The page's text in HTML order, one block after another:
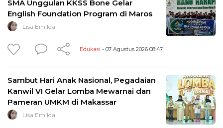
SMA Unggulan KKSS Bone Gelar
English Foundation Program di Maros
Lisa Emilda
Edukasi - 07 Agustus 2026 08:47
Sambut Hari Anak Nasional, Pegadaian
Kanwil VI Gelar Lomba Mewarnai dan
Pameran UMKM di Makassar
Lisa Emilda